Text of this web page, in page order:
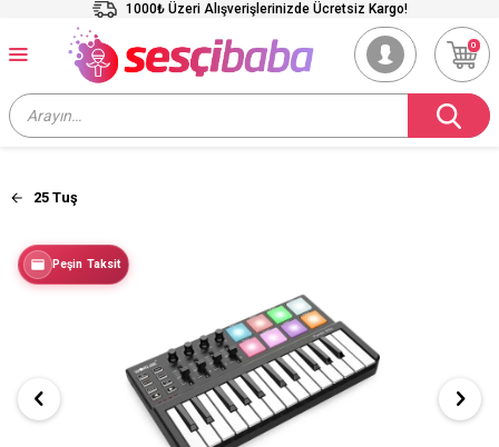
1000₺ Üzeri Alışverişlerinizde Ücretsiz Kargo!
0
25 Tuş
Peşin Taksit